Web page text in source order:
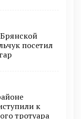
посетил
к
тротуара